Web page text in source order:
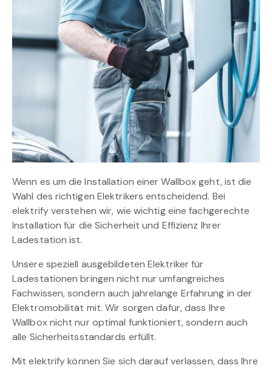
Wenn es um die Installation einer Wallbox geht, ist die
Wahl des richtigen Elektrikers entscheidend. Bei
elektrify verstehen wir, wie wichtig eine fachgerechte
Installation für die Sicherheit und Effizienz Ihrer
Ladestation ist.
Unsere speziell ausgebildeten Elektriker für
Ladestationen bringen nicht nur umfangreiches
Fachwissen, sondern auch jahrelange Erfahrung in der
Elektromobilität mit. Wir sorgen dafür, dass Ihre
Wallbox nicht nur optimal funktioniert, sondern auch
alle Sicherheitsstandards erfüllt.
Mit elektrify können Sie sich darauf verlassen, dass Ihre